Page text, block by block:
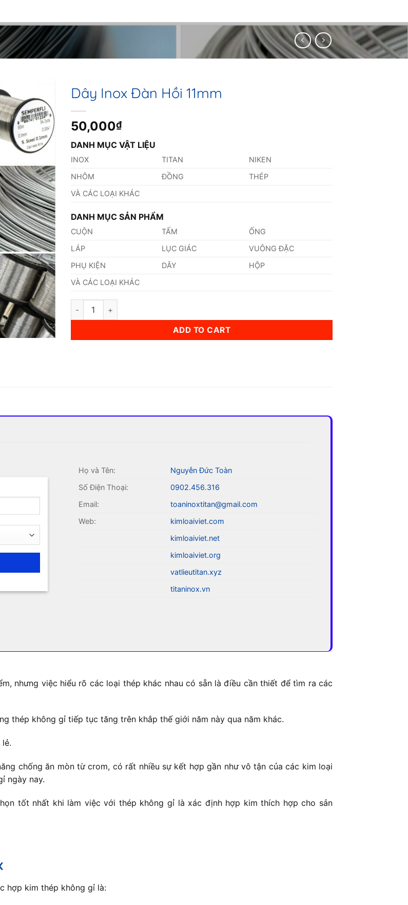
Dây Inox Đàn Hồi 11mm
50,000₫
DANH MỤC VẬT LIỆU
INOX TITAN
NIKEN
NHÔM
ĐỒNG
THÉP
VÀ CÁC LOẠI KHÁC
DANH MỤC SẢN PHẨM
CUỘN TẤM
ỐNG
LÁP
LỤC GIÁC
VUÔNG ĐẶC
PHỤ KIỆN
DÂY
HỘP
VÀ CÁC LOẠI KHÁC
Dây Inox Đàn Hồi 11mm quantity
ADD TO CART
Họ và Tên:
Nguyễn Đức Toàn
Số Điện Thoại:
0902.456.316
Email:
toaninoxtitan@gmail.com
Web:
kimloaiviet.com
kimloaiviet.net
kimloaiviet.org
vatlieutitan.xyz
titaninox.vn
nhưng việc hiểu rõ các loại thép khác nhau có sẵn là điều cần thiết để tìm ra các
thép không gỉ tiếp tục tăng trên khắp thế giới năm này qua năm khác.
chống ăn mòn từ crom, có rất nhiều sự kết hợp gần như vô tận của các kim loại
ngày nay.
tốt nhất khi làm việc với thép không gỉ là xác định hợp kim thích hợp cho sản
hợp kim thép không gỉ là: